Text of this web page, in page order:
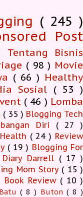
( 245 )
Post
Tentang Bisnis
( 98 ) Movie
( 66 ) Healthy
Sosial ( 53 )
( 46 ) Lomba
( 35 ) Blogging Tech
Diri ( 27 )
( 24 ) Review
( 19 ) Blogging For
Diary Darrell ( 17 )
Mom Story ( 15 )
Book Review ( 10 )
Batu( 8 ) Buton( 8 )